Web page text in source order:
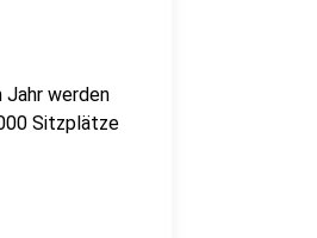
Jahr werden
Sitzplätze